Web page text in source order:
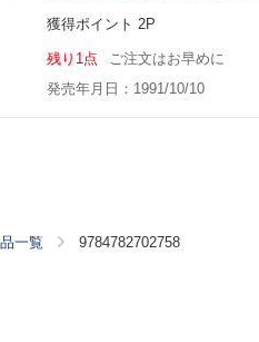
獲得ポイント 2P
残り1点
ご注文はお早めに
発売年月日：1991/10/10
一覧 9784782702758